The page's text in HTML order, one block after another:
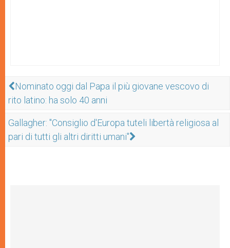
Nominato oggi dal Papa il più giovane vescovo di
rito latino: ha solo 40 anni
Gallagher: "Consiglio d'Europa tuteli libertà religiosa al
pari di tutti gli altri diritti umani"